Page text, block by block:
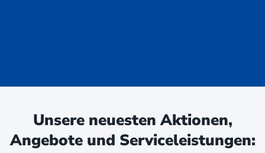
Unsere neuesten Aktionen,
Angebote und Serviceleistungen: